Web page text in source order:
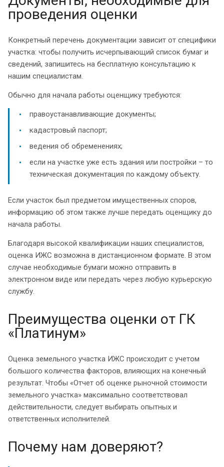
проведения оценки
Конкретный перечень документации зависит от специфики
участка: чтобы получить исчерпывающий список бумаг и
сведений, запишитесь на бесплатную консультацию к
нашим специалистам.
Обычно для начала работы оценщику требуются:
правоустанавливающие документы;
кадастровый паспорт;
ведения об обременениях;
если на участке уже есть здания или постройки – то
техническая документация по каждому объекту.
Если участок был предметом имущественных споров,
информацию об этом также лучше передать оценщику до
начала работы.
Благодаря высокой квалификации наших специалистов,
оценка ИЖС возможна в дистанционном формате. В этом
случае необходимые бумаги можно отправить в
электронном виде или передать через любую курьерскую
службу.
Преимущества оценки от ГК
«Платинум»
Оценка земельного участка ИЖС происходит с учетом
большого количества факторов, влияющих на конечный
результат. Чтобы «Отчет об оценке рыночной стоимости
земельного участка» максимально соответствовал
действительности, следует выбирать опытных и
ответственных исполнителей.
Почему нам доверяют?